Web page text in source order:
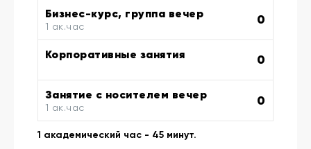
Бизнес-курс, группа вечер
1 ак.час 0
Корпоративные занятия 0
Занятие с носителем вечер
1 ак.час 0
1 академический час - 45 минут.